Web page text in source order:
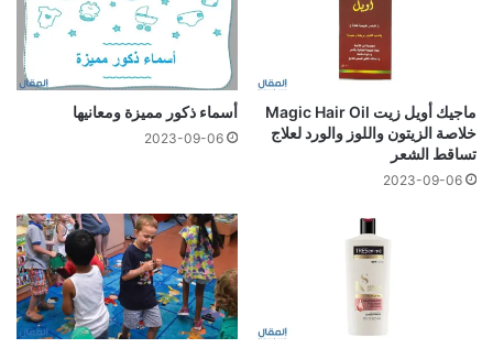
ماجيك أويل زيت Magic Hair Oil
خلاصة الزيتون واللوز والورد لعلاج
تساقط الشعر
2023-09-06
أسماء ذكور مميزة ومعانيها
2023-09-06